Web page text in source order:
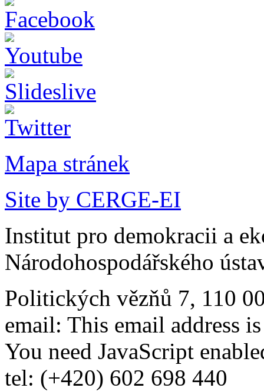
Mapa stránek
Site by CERGE-EI
Institut pro demokracii a
Národohospodářského
Politických vězňů 7, 110
email: This email address
You need JavaScript
tel: (+420) 602 698 440